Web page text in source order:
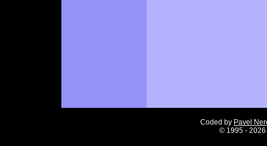
Coded by Pavel
© 1995 -